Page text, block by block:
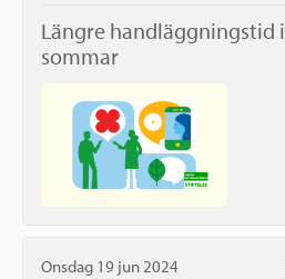
Längre handläggningstid i
sommar
Onsdag 19 jun 2024